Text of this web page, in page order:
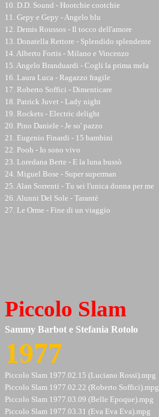
10. D.D. Sound - Hootchie cootchie
11. Gepy e Gepy - Angelo blu
12. Demis Roussos - Il tocco dell'amore
13. Donatella Rettore - Splendido splendente
14. Alberto Fortis - Milano e Vincenzo
15. Angelo Branduardi - Cogli la prima mela
16. Laura Luca - Ragazzo fragile
17. Roberto Soffici - Dimenticare
18. Patrick Juvet - Lady night
19. Rockets - Electric delight
20. Pino Daniele - Je so' pazzo
21. Eugenio Finardi - 15 bambini
22. Pooh - Io sono vivo
23. Loredana Berte - E la luna bussò
24. Miguel Bose - Super superman
25. Alan Sorrenti - Tu sei l'unica donna per me
26. Alunni Del Sole - Tarantè
27. Le Orme - Fine di un viaggio
Piccolo Slam
Sammy Barbot e Stefania Rotolo
1977
Piccolo Slam 1977.02.15 (Luciano Rossi).mpg
Piccolo Slam 1977.02.22 (Roberto Soffici).mpg
Piccolo Slam 1977.03.09 (Belle Epoque).mpg
Piccolo Slam 1977.03.31 (Eva Eva Eva).mpg